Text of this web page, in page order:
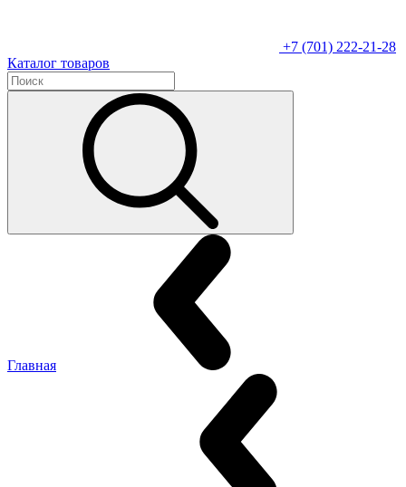
+7 (701) 222-21-28
Каталог товаров
Главная